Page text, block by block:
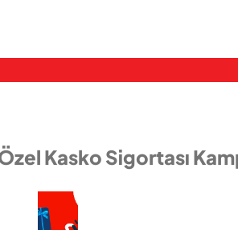
Kasko Sigortası